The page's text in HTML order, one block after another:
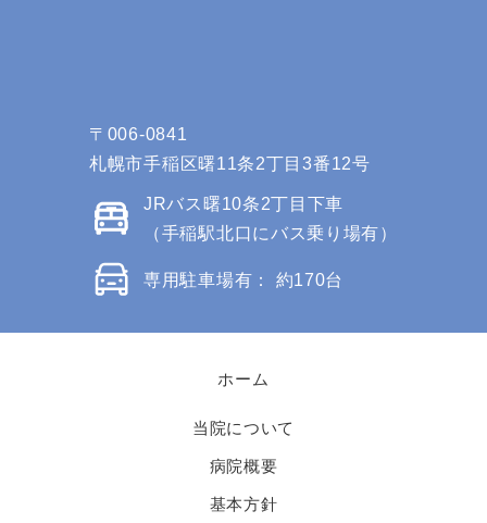
〒006-0841
札幌市手稲区曙11条2丁目3番12号
JRバス曙10条2丁目下車
（手稲駅北口にバス乗り場有）
専用駐車場有： 約170台
ホーム
当院について
病院概要
基本方針